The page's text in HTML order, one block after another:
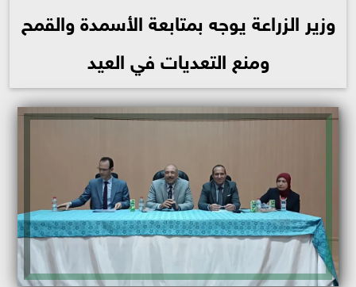
وزير الزراعة يوجه بمتابعة الأسمدة والقمح
ومنع التعديات في العيد